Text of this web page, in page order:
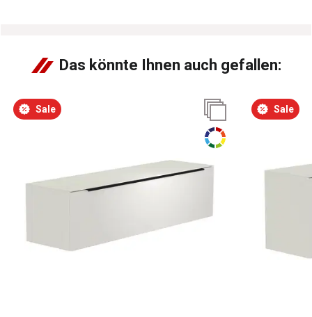
Das könnte Ihnen auch gefallen:
Sale Sale